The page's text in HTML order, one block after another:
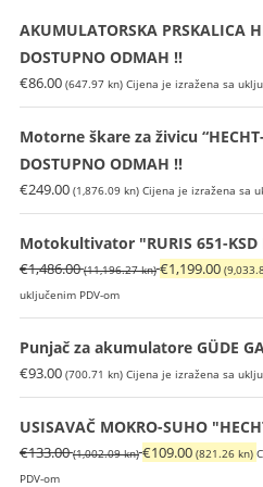
AKUMULATORSKA PRSKALICA
DOSTUPNO ODMAH !!
€86.00 (647.97 kn) Cijena je izražena sa
Motorne škare za živicu
DOSTUPNO ODMAH !!
€249.00 (1,876.09 kn) Cijena je izražena sa
Motokultivator "RURIS 651-KSD
€1,486.00 (11,196.27 kn)Izvorna
bila
je:
€1,486.00
(11,196.27
kn).
€1,199.00
uključenim PDV-om
Punjač za akumulatore GÜDE
€93.00 (700.71 kn) Cijena je izražena sa
USISAVAČ MOKRO-SUHO
€133.00 (1,002.09 kn)Izvorna
€109.00 (821.26 kn)
PDV-om